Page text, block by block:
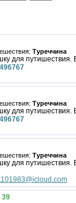
Туреччина
для
Туреччина
для
Туреччина
для
39